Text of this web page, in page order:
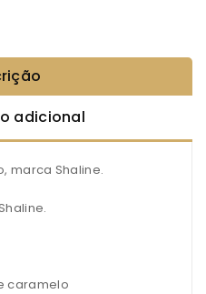
adicional
marca Shaline.
caramelo